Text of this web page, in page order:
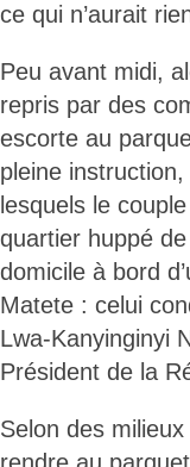
ce qui n’aurait
Peu avant midi,
repris par des
escorte au
pleine
lesquels le
quartier huppé
domicile à bord
Matete : celui
Lwa-Kanyinginyi
Président de la
Selon des